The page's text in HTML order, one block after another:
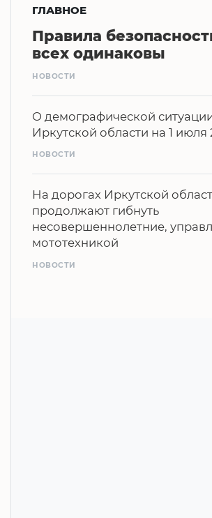
ГЛАВНОЕ
Правила
всех одинаковы
НОВОСТИ
О демографической
Иркутской области на 1 июля
НОВОСТИ
На дорогах Иркутской
продолжают гибнуть
несовершеннолетние,
мототехникой
НОВОСТИ